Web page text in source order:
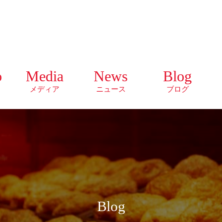
Media
メディア
News
ニュース
Blog
ブログ
Blog